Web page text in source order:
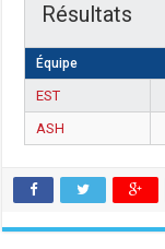
Résultats
Équipe
EST
ASH